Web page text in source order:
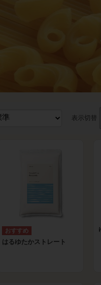
表示切替
はるゆたかストレート